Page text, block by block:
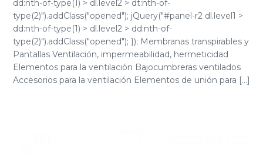
dd:nth-of-type(1) > dl.level2 > dt:nth-of-
type(2)").addClass("opened"); jQuery("#panel-r2 dl.level1 >
dd:nth-of-type(1) > dl.level2 > dd:nth-of-
type(2)").addClass("opened"); }); Membranas transpirables y
Pantallas Ventilación, impermeabilidad, hermeticidad
Elementos para la ventilación Bajocumbreras ventilados
Accesorios para la ventilación Elementos de unión para [...]